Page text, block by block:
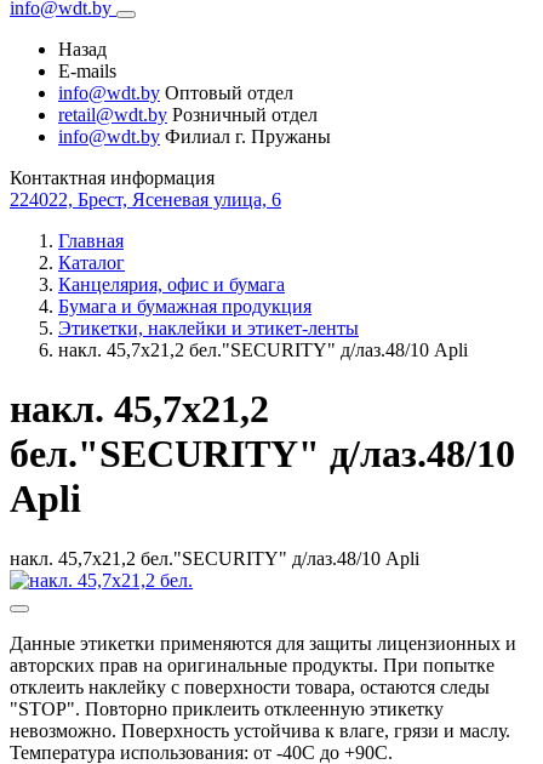
info@wdt.by
Назад
E-mails
info@wdt.by Оптовый отдел
retail@wdt.by Розничный отдел
info@wdt.by Филиал г. Пружаны
Контактная информация
224022, Брест, Ясеневая улица, 6
Главная
Каталог
Канцелярия, офис и бумага
Бумага и бумажная продукция
Этикетки, наклейки и этикет-ленты
накл. 45,7х21,2 бел."SECURITY" д/лаз.48/10 Apli
накл. 45,7х21,2
бел."SECURITY" д/лаз.48/10
Apli
накл. 45,7х21,2 бел."SECURITY" д/лаз.48/10 Apli
Данные этикетки применяются для защиты лицензионных и
авторских прав на оригинальные продукты. При попытке
отклеить наклейку с поверхности товара, остаются следы
"STOP". Повторно приклеить отклеенную этикетку
невозможно. Поверхность устойчива к влаге, грязи и маслу.
Температура использования: от -40С до +90С.